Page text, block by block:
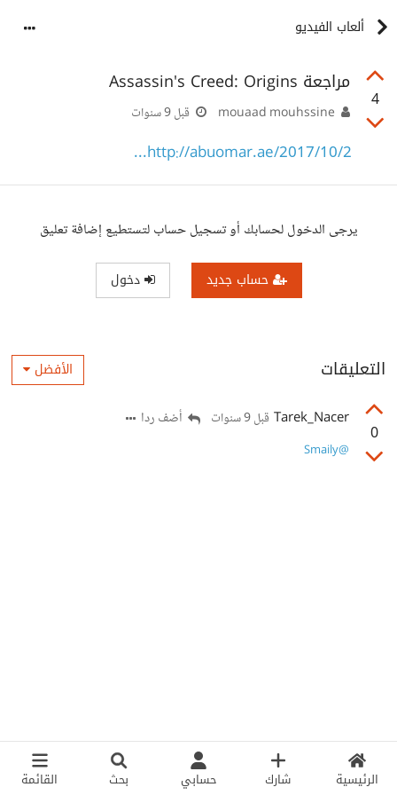
الرئيسية شارك حسابي بحث القائمة
ألعاب الفيديو
4
مراجعة Assassin's Creed: Origins
قبل 9 سنوات
http://abuomar.ae/2017/10/2...
يرجى الدخول لحسابك أو تسجيل حساب لتستطيع إضافة تعليق
حساب جديد دخول
التعليقات الأفضل
0
Tarek_Nacer قبل 9 سنوات أضف ردا
@Smaily